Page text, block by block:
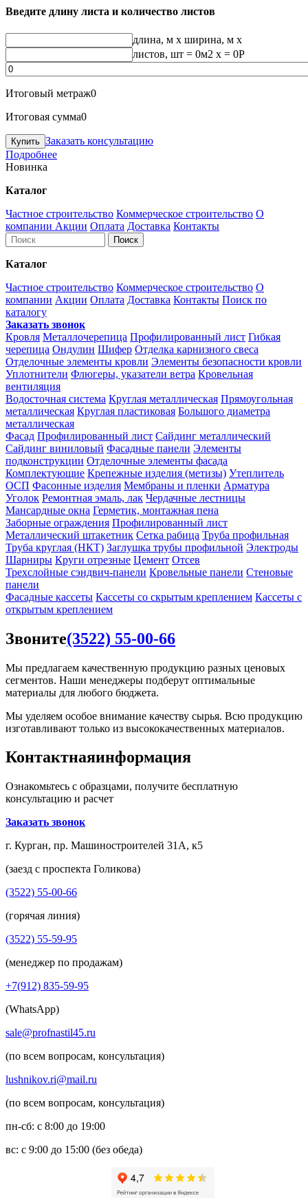
Введите длину листа и количество листов
длина, м x ширина, м x
листов, шт = 0м2 x = 0Р
Итоговый метраж0
Итоговая сумма0
Заказать консультацию
Подробнее
Новинка
Каталог
Частное строительство Коммерческое строительство О
компании Акции Оплата Доставка Контакты
Каталог
Частное строительство Коммерческое строительство О
компании Акции Оплата Доставка Контакты Поиск по
каталогу
Заказать звонок
Кровля Металлочерепица Профилированный лист Гибкая
черепица Ондулин Шифер Отделка карнизного свеса
Отделочные элементы кровли Элементы безопасности кровли
Уплотнители Флюгеры, указатели ветра Кровельная
вентиляция
Водосточная система Круглая металлическая Прямоугольная
металлическая Круглая пластиковая Большого диаметра
металлическая
Фасад Профилированный лист Сайдинг металлический
Сайдинг виниловый Фасадные панели Элементы
подконструкции Отделочные элементы фасада
Комплектующие Крепежные изделия (метизы) Утеплитель
ОСП Фасонные изделия Мембраны и пленки Арматура
Уголок Ремонтная эмаль, лак Чердачные лестницы
Мансардные окна Герметик, монтажная пена
Заборные ограждения Профилированный лист
Металлический штакетник Сетка рабица Труба профильная
Труба круглая (НКТ) Заглушка трубы профильной Электроды
Шарниры Круги отрезные Цемент Отсев
Трехслойные сэндвич-панели Кровельные панели Стеновые
панели
Фасадные кассеты Кассеты со скрытым креплением Кассеты с
открытым креплением
Звоните(3522) 55-00-66
Мы предлагаем качественную продукцию разных ценовых
сегментов. Наши менеджеры подберут оптимальные
материалы для любого бюджета.
Мы уделяем особое внимание качеству сырья. Всю продукцию
изготавливают только из высококачественных материалов.
Контактнаяинформация
Ознакомьтесь с образцами, получите бесплатную
консультацию и расчет
Заказать звонок
г. Курган, пр. Машиностроителей 31А, к5
(заезд с проспекта Голикова)
(3522) 55-00-66
(горячая линия)
(3522) 55-59-95
(менеджер по продажам)
+7(912) 835-59-95
(WhatsApp)
sale@profnastil45.ru
(по всем вопросам, консультация)
lushnikov.ri@mail.ru
(по всем вопросам, консультация)
пн-сб: с 8:00 до 19:00
вс: с 9:00 до 15:00 (без обеда)